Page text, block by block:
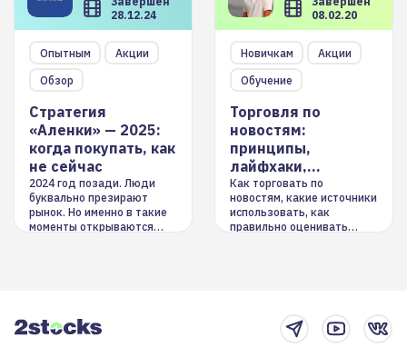
28.12.24
Опытным
Акции
Обзор
Стратегия
«Аленки» — 2025:
когда покупать, как
не сейчас
2024 год позади. Люди
буквально презирают
рынок. Но именно в такие
моменты открываются
08.02.20
Новичкам
Акции
Обучение
Торговля по
новостям:
принципы,
лайфхаки,
инструменты
Как торговать по
новостям, какие источники
использовать, как
правильно оценивать